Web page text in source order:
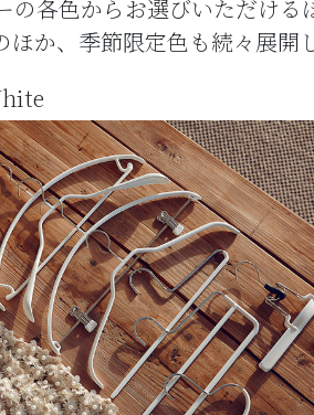
各色からお選びいただける
か、季節限定色も続々展開